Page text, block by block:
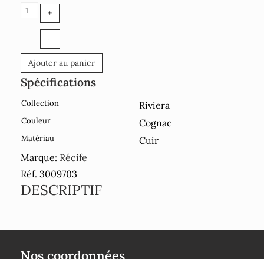
+
–
Ajouter au panier
Spécifications
Collection Riviera
Couleur Cognac
Matériau
Cuir
Marque: Récife
Réf. 3009703
DESCRIPTIF
Nos coordonnées